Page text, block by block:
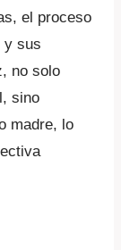
el proceso
y sus
no solo
sino
madre, lo